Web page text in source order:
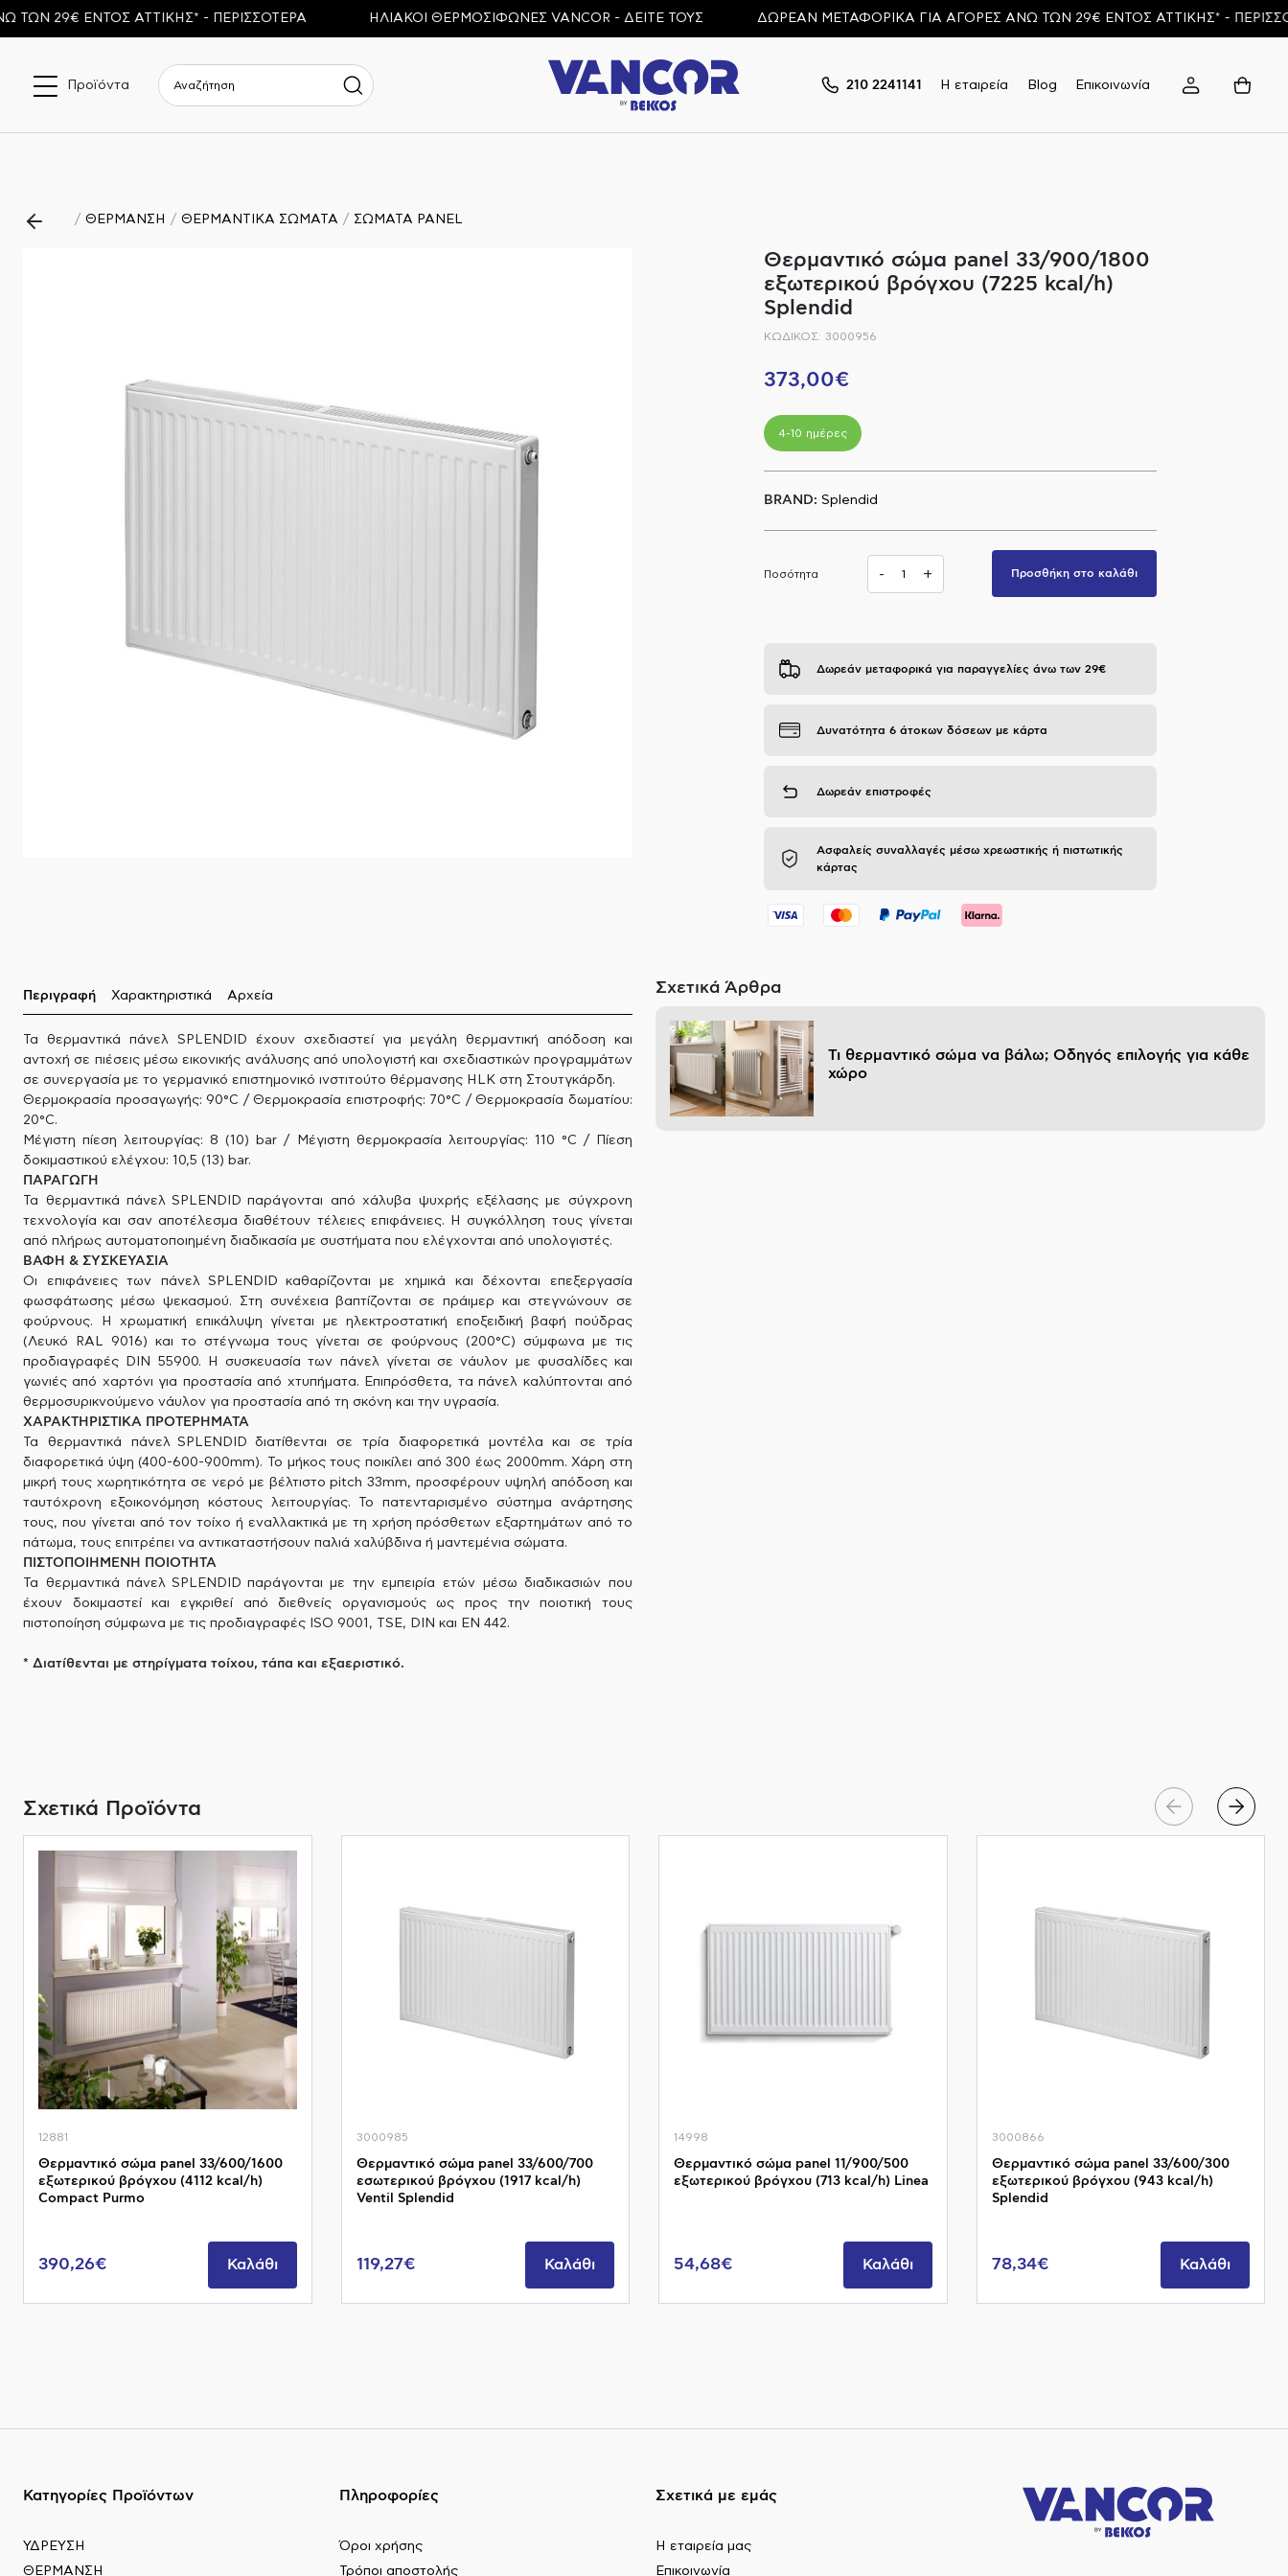
ΕΝΤΟΣ ΑΤΤΙΚΗΣ* - ΠΕΡΙΣΣΟΤΕΡΑ ΗΛΙΑΚΟΙ ΘΕΡΜΟΣΙΦΩΝΕΣ VANCOR - ΔΕΙΤΕ ΤΟΥΣ ΔΩΡΕΑΝ ΜΕΤΑΦΟΡΙΚΑ ΓΙΑ ΑΓΟΡΕΣ ΑΝΩ ΤΩΝ 29€ ΕΝΤΟΣ ΑΤΤΙΚΗΣ* -
Προϊόντα 210 2241141 Η εταιρεία Blog Επικοινωνία
ΘΕΡΜΑΝΣΗ ΘΕΡΜΑΝΤΙΚΑ ΣΩΜΑΤΑ ΣΩΜΑΤΑ PANEL
Θερμαντικό σώμα panel 33/900/1800
εξωτερικού βρόγχου (7225 kcal/h)
Splendid
ΚΩΔΙΚΟΣ: 3000956
373,00€
4-10 ημέρες
BRAND: Splendid
Ποσότητα - + Προσθήκη στο καλάθι
Δωρεάν μεταφορικά για παραγγελίες άνω των 29€
Δυνατότητα 6 άτοκων δόσεων με κάρτα
Δωρεάν επιστροφές
Ασφαλείς συναλλαγές μέσω χρεωστικής ή πιστωτικής
κάρτας
Περιγραφή Χαρακτηριστικά Αρχεία
Τα θερμαντικά πάνελ SPLENDID έχουν σχεδιαστεί για μεγάλη θερμαντική απόδοση και
αντοχή σε πιέσεις μέσω εικονικής ανάλυσης από υπολογιστή και σχεδιαστικών προγραμμάτων
σε συνεργασία με το γερμανικό επιστημονικό ινστιτούτο θέρμανσης HLK στη Στουτγκάρδη.
Θερμοκρασία προσαγωγής: 90°C / Θερμοκρασία επιστροφής: 70°C / Θερμοκρασία δωματίου:
20°C.
Μέγιστη πίεση λειτουργίας: 8 (10) bar / Μέγιστη θερμοκρασία λειτουργίας: 110 °C / Πίεση
δοκιμαστικού ελέγχου: 10,5 (13) bar.
ΠΑΡΑΓΩΓΗ
Τα θερμαντικά πάνελ SPLENDID παράγονται από χάλυβα ψυχρής εξέλασης με σύγχρονη
τεχνολογία και σαν αποτέλεσμα διαθέτουν τέλειες επιφάνειες. Η συγκόλληση τους γίνεται
από πλήρως αυτοματοποιημένη διαδικασία με συστήματα που ελέγχονται από υπολογιστές.
ΒΑΦΗ & ΣΥΣΚΕΥΑΣΙΑ
Οι επιφάνειες των πάνελ SPLENDID καθαρίζονται με χημικά και δέχονται επεξεργασία
φωσφάτωσης μέσω ψεκασμού. Στη συνέχεια βαπτίζονται σε πράιμερ και στεγνώνουν σε
φούρνους. Η χρωματική επικάλυψη γίνεται με ηλεκτροστατική εποξειδική βαφή πούδρας
(Λευκό RAL 9016) και το στέγνωμα τους γίνεται σε φούρνους (200°C) σύμφωνα με τις
προδιαγραφές DIN 55900. Η συσκευασία των πάνελ γίνεται σε νάυλον με φυσαλίδες και
γωνιές από χαρτόνι για προστασία από χτυπήματα. Επιπρόσθετα, τα πάνελ καλύπτονται από
θερμοσυρικνούμενο νάυλον για προστασία από τη σκόνη και την υγρασία.
ΧΑΡΑΚΤΗΡΙΣΤΙΚΑ ΠΡΟΤΕΡΗΜΑΤΑ
Τα θερμαντικά πάνελ SPLENDID διατίθενται σε τρία διαφορετικά μοντέλα και σε τρία
διαφορετικά ύψη (400-600-900mm). Το μήκος τους ποικίλει από 300 έως 2000mm. Χάρη στη
μικρή τους χωρητικότητα σε νερό με βέλτιστο pitch 33mm, προσφέρουν υψηλή απόδοση και
ταυτόχρονη εξοικονόμηση κόστους λειτουργίας. Το πατενταρισμένο σύστημα ανάρτησης
τους, που γίνεται από τον τοίχο ή εναλλακτικά με τη χρήση πρόσθετων εξαρτημάτων από το
πάτωμα, τους επιτρέπει να αντικαταστήσουν παλιά χαλύβδινα ή μαντεμένια σώματα.
ΠΙΣΤΟΠΟΙΗΜΕΝΗ ΠΟΙΟΤΗΤΑ
Τα θερμαντικά πάνελ SPLENDID παράγονται με την εμπειρία ετών μέσω διαδικασιών που
έχουν δοκιμαστεί και εγκριθεί από διεθνείς οργανισμούς ως προς την ποιοτική τους
πιστοποίηση σύμφωνα με τις προδιαγραφές ISO 9001, TSE, DIN και EN 442.
* Διατίθενται με στηρίγματα τοίχου, τάπα και εξαεριστικό.
Σχετικά Άρθρα
Τι θερμαντικό σώμα να βάλω; Οδηγός επιλογής για κάθε
χώρο
Σχετικά Προϊόντα
12881
Θερμαντικό σώμα panel 33/600/1600
εξωτερικού βρόγχου (4112 kcal/h)
Compact Purmo
390,26€ Καλάθι
3000985
Θερμαντικό σώμα panel 33/600/700
εσωτερικού βρόγχου (1917 kcal/h)
Ventil Splendid
119,27€ Καλάθι
14998
Θερμαντικό σώμα panel 11/900/500
εξωτερικού βρόγχου (713 kcal/h) Linea
54,68€ Καλάθι
3000866
Θερμαντικό σώμα panel 33/600/300
εξωτερικού βρόγχου (943 kcal/h)
Splendid
78,34€ Καλάθι
Κατηγορίες Προϊόντων
ΥΔΡΕΥΣΗ
ΘΕΡΜΑΝΣΗ
Πληροφορίες
Όροι χρήσης
Τρόποι αποστολής
Σχετικά με εμάς
Η εταιρεία μας
Επικοινωνία